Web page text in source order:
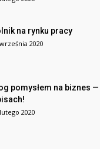
na rynku pracy
2020
pomysłem na biznes
2020